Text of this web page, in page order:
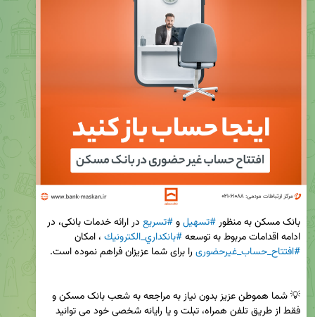
بانک مسکن به منظور #تسهیل و #تسریع
ادامه اقدامات مربوط به توسعه #بانكداري_الكترونيك ، امکان
#افتتاح_حساب_غیرحضوری